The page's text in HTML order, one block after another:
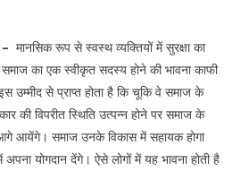
मानसिक रूप से स्वस्थ व्यक्तियों में सुरक्षा का
का एक स्वीकृत सदस्य होने की भावना काफी
उम्मीद से प्राप्त होता है कि चूकि वे समाज के
की विपरीत स्थिति उत्पन्न होने पर समाज के
आयेंगे। समाज उनके विकास में सहायक होगा
योगदान देंगे। ऐसे लोगों में यह भावना होती है